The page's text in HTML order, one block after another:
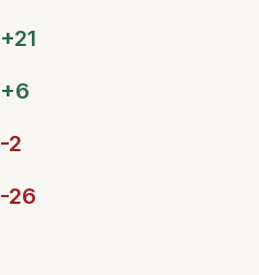
+21
+6
-2
-26